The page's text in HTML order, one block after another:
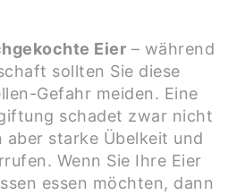
Eier – während
sollten Sie diese
Gefahr meiden. Eine
schadet zwar nicht
aber starke Übelkeit und
Wenn Sie Ihre Eier
essen möchten, dann